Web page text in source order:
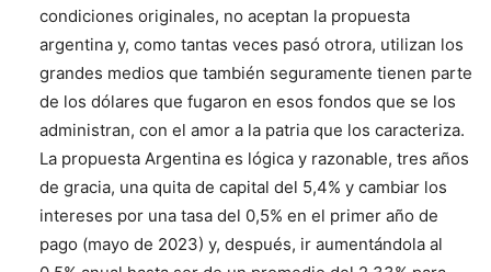
condiciones originales, no aceptan la propuesta
argentina y, como tantas veces pasó otrora, utilizan los
grandes medios que también seguramente tienen parte
de los dólares que fugaron en esos fondos que se los
administran, con el amor a la patria que los caracteriza.
La propuesta Argentina es lógica y razonable, tres años
de gracia, una quita de capital del 5,4% y cambiar los
intereses por una tasa del 0,5% en el primer año de
pago (mayo de 2023) y, después, ir aumentándola al